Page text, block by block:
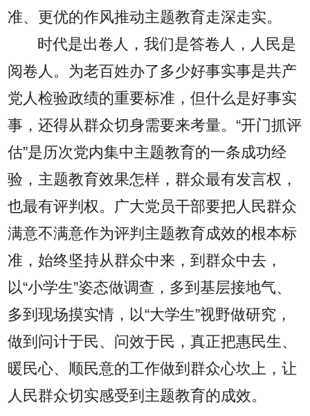
准、更优的作风推动主题教育走深走实。
时代是出卷人，我们是答卷人，人民是
阅卷人。为老百姓办了多少好事实事是共产
党人检验政绩的重要标准，但什么是好事实
事，还得从群众切身需要来考量。“开门抓评
估”是历次党内集中主题教育的一条成功经
验，主题教育效果怎样，群众最有发言权，
也最有评判权。广大党员干部要把人民群众
满意不满意作为评判主题教育成效的根本标
准，始终坚持从群众中来，到群众中去，
以“小学生”姿态做调查，多到基层接地气、
多到现场摸实情，以“大学生”视野做研究，
做到问计于民、问效于民，真正把惠民生、
暖民心、顺民意的工作做到群众心坎上，让
人民群众切实感受到主题教育的成效。